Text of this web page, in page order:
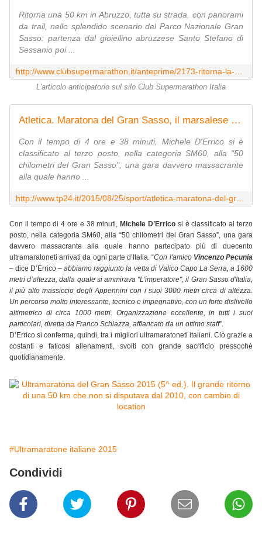
Ritorna una 50 km in Abruzzo, tutta su strada, con panorami
da trail, nello splendido scenario del Parco Nazionale Gran
Sasso: partenza dal gioiellino abruzzese Santo Stefano di
Sessanio poi ...
L'articolo anticipatorio sul silo Club Supermarathon Italia
Atletica. Maratona del Gran Sasso, il marsalese D'Errico terzo
Con il tempo di 4 ore e 38 minuti, Michele D'Errico si è
classificato al terzo posto, nella categoria SM60, alla "50
chilometri del Gran Sasso", una gara davvero massacrante
alla quale hanno ...
Con il tempo di 4 ore e 38 minuti, Michele D’Errico si è classificato al terzo
posto, nella categoria SM60, alla “50 chilometri del Gran Sasso”, una gara
davvero massacrante alla quale hanno partecipato più di duecento
ultramaratoneti arrivati da ogni parte d’Italia. “Con l'amico Vincenzo Pecunia
– dice D’Errico –abbiamo raggiunto la vetta di Valico Capo La Serra, a 1600
metri d’altezza, dalla quale si ammirava "L'imperatore", il Gran Sasso d'Italia,
il più alto massiccio degli Appennini con i suoi 3000 metri circa di altezza.
Un percorso molto interessante, tecnico e impegnativo, con un forte dislivello
altimetrico di circa 1000 metri. Organizzazione eccellente, in tutti i suoi
particolari, diretta da Franco Schiazza, affiancato da un ottimo staff”.
D’Errico si conferma, quindi, tra i migliori ultramaratoneti italiani. Ciò grazie a
costanti e faticosi allenamenti, svolti con grande sacrificio pressoché
quotidianamente.
#Ultramaratone italiane 2015
Condividi